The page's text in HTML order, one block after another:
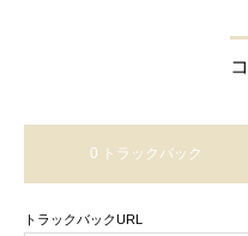
0 トラックバック
トラックバックURL